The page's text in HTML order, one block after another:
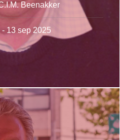
Beenakker
13 sep 2025